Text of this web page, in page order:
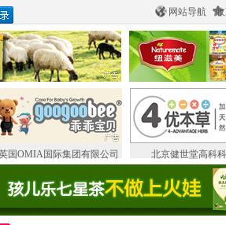
网站导航
国OMIA国际集团有限公司 北京健世堂高科